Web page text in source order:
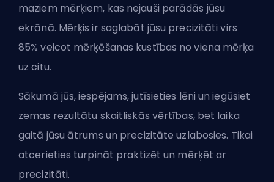
maziem mērķiem, kas nejauši parādās jūsu
ekrānā. Mērķis ir saglabāt jūsu precizitāti virs
85% veicot mērķēšanas kustības no viena mērķa
uz citu.
Sākumā jūs, iespējams, jutīsieties lēni un iegūsiet
zemas rezultātu skaitliskās vērtības, bet laika
gaitā jūsu ātrums un precizitāte uzlabosies. Tikai
atcerieties turpināt praktizēt un mērķēt ar
precizitāti.